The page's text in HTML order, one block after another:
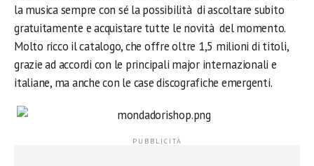
la musica sempre con sé la possibilità di ascoltare subito
gratuitamente e acquistare tutte le novità del momento.
Molto ricco il catalogo, che offre oltre 1,5 milioni di titoli,
grazie ad accordi con le principali major internazionali e
italiane, ma anche con le case discografiche emergenti.